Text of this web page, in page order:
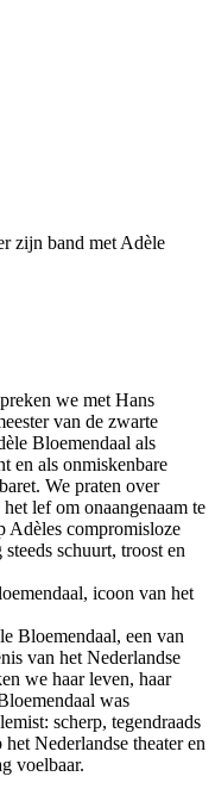
zijn band met Adèle
we met Hans
van de zwarte
Bloemendaal als
en als onmiskenbare
We praten over
lef om onaangenaam te
Adèles compromisloze
schuurt, troost en
icoon van het
Bloemendaal, een van
van het Nederlandse
we haar leven, haar
was
scherp, tegendraads
Nederlandse theater en
voelbaar.